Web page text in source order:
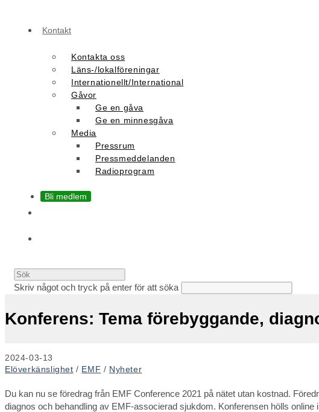
Kontakt
Kontakta oss
Läns-/lokalföreningar
Internationellt/International
Gåvor
Ge en gåva
Ge en minnesgåva
Media
Pressrum
Pressmeddelanden
Radioprogram
Bli medlem
på/av
webbplatssökning
Skriv något och tryck på enter för att söka
Konferens: Tema förebyggande,
Inlägget
publicerat:
2024-03-13
Inläggskategori:
Elöverkänslighet / EMF / Nyheter
Du kan nu se föredrag från EMF Conference 2021 på nätet utan kostnad.
diagnos och behandling av EMF-associerad sjukdom. Konferensen hölls online